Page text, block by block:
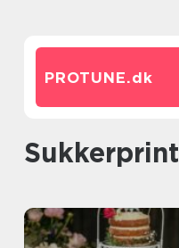
PROTUNE.dk
sukkerprint